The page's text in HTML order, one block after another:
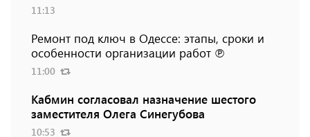
11:13
Ремонт под ключ в Одессе: этапы, сроки и
особенности организации работ ℗
11:00
Кабмин согласовал назначение шестого
заместителя Олега Синегубова
10:53